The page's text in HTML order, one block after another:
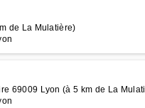
de La Mulatière)
69009 Lyon (à 5 km de La